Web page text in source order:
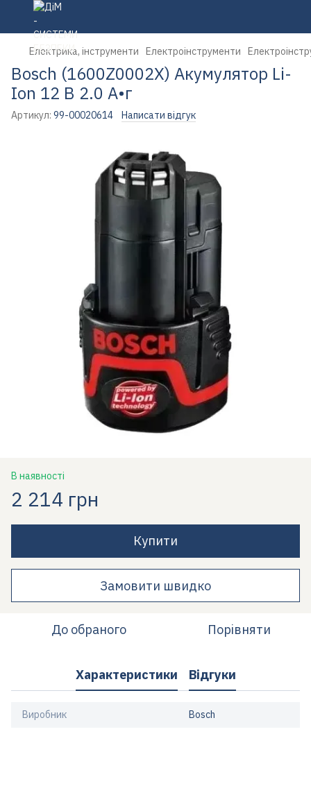
Електрика, інструменти Електроінструменти
Bosch (1600Z0002X) Акумулятор Li-
Ion 12 В 2.0 А•г
Артикул: 99-00020614 Написати відгук
В наявності
2 214 грн
Купити
Замовити швидко
До обраного Порівняти
Характеристики Відгуки
Виробник Bosch